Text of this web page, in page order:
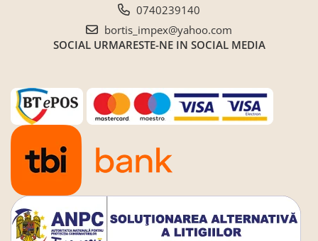
Baterii bucatarie
Chiuvete bucatarie
Cuptoare incorporabile
Hote
Masini de spalat vase
Oale sub presiune
Plite incorporabile
Prajitoare paine
Storcatoare
0740239140
bortis_impex@yahoo.com
SOCIAL URMARESTE-NE IN SOCIAL MEDIA